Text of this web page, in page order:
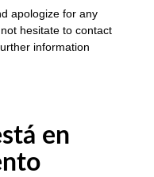
apologize for any
hesitate to contact
information
en